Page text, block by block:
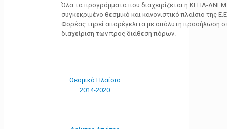
Όλα τα προγράμματα που διαχειρίζεται η ΚΕΠΑ-
συγκεκριμένο θεσμικό και κανονιστικό πλαίσιο της
Φορέας τηρεί απαρέγκλιτα με απόλυτη προσήλωση
διαχείριση των προς διάθεση πόρων.
Θεσμικό Πλαίσιο
2014-2020